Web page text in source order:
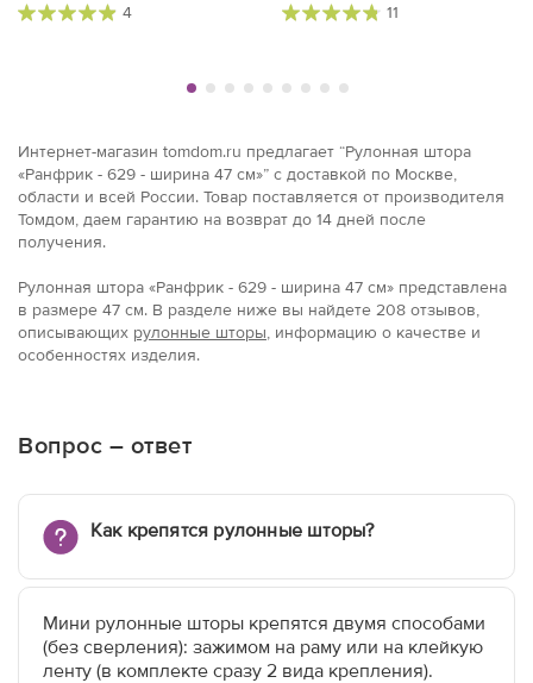
4
11
Интернет-магазин tomdom.ru предлагает “Рулонная штора
«Ранфрик - 629 - ширина 47 см»” с доставкой по Москве,
области и всей России. Товар поставляется от производителя
Томдом, даем гарантию на возврат до 14 дней после
получения.
Рулонная штора «Ранфрик - 629 - ширина 47 см» представлена
в размерe 47 см. В разделе ниже вы найдете 208 отзывов,
описывающих рулонные шторы, информацию о качестве и
особенностях изделия.
Вопрос – ответ
Как крепятся рулонные шторы?
Мини рулонные шторы крепятся двумя способами
(без сверления): зажимом на раму или на клейкую
ленту (в комплекте сразу 2 вида крепления).